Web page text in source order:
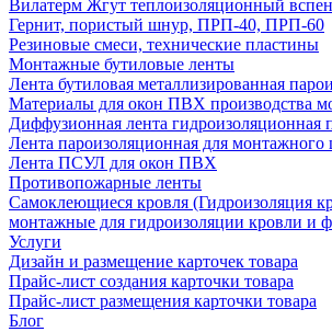
Вилатерм Жгут теплоизоляционный
Гернит, пористый шнур, ПРП-40, ПРП-60
Резиновые смеси, технические пластины
Монтажные бутиловые ленты
Лента бутиловая металлизированная
Материалы для окон ПВХ производства
Диффузионная лента гидроизоляционная
Лента пароизоляционная для
Лента ПСУЛ для окон ПВХ
Противопожарные ленты
Самоклеющиеся кровля (Гидроизоляция
монтажные для гидроизоляции кровли и
Услуги
Дизайн и размещение карточек товара
Прайс-лист создания карточки товара
Прайс-лист размещения карточки товара
Блог